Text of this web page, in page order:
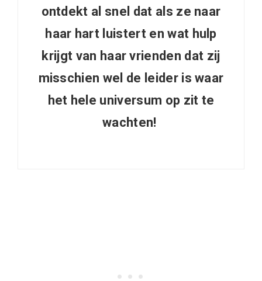
ontdekt al snel dat als ze naar
haar hart luistert en wat hulp
krijgt van haar vrienden dat zij
misschien wel de leider is waar
het hele universum op zit te
wachten!